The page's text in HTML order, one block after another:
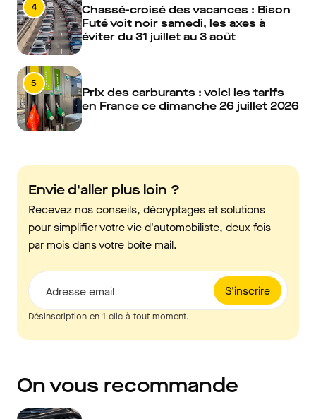
4
Chassé-croisé des vacances : Bison
Futé voit noir samedi, les axes à
éviter du 31 juillet au 3 août
5
Prix des carburants : voici les tarifs
en France ce dimanche 26 juillet 2026
Envie d'aller plus loin ?
Recevez nos conseils, décryptages et solutions
pour simplifier votre vie d'automobiliste, deux fois
par mois dans votre boîte mail.
S'inscrire
Adresse email
Désinscription en 1 clic à tout moment.
On vous recommande